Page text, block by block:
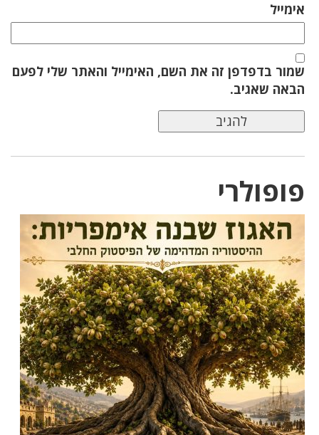
אימייל
שמור בדפדפן זה את השם, האימייל והאתר שלי לפעם
הבאה שאגיב.
פופולרי